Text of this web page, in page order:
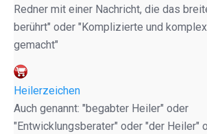
Redner mit einer Nachricht, die das
berührt" oder "Komplizierte und
gemacht"
Heilerzeichen
Auch genannt: "begabter Heiler" oder
"Entwicklungsberater" oder "der Heiler"